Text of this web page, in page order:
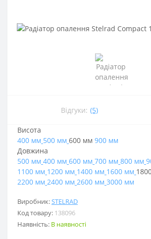
Відгуки: (5)
Виробник:STELRAD
Код товару: 138096
Наявність: В наявності
Висота
400 мм 500 мм 600 мм 900 мм
Довжина
500 мм 400 мм 600 мм 700 мм 800 мм
1100 мм 1200 мм 1400 мм 1600 мм
2200 мм 2400 мм 2600 мм 3000 мм